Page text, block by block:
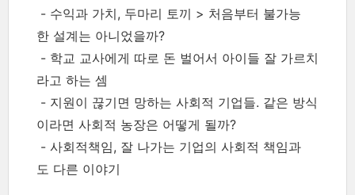
- 수익과 가치, 두마리 토끼 > 처음부터 불가능
한 설계는 아니었을까?
- 학교 교사에게 따로 돈 벌어서 아이들 잘 가르치
라고 하는 셈
- 지원이 끊기면 망하는 사회적 기업들. 같은 방식
이라면 사회적 농장은 어떻게 될까?
- 사회적책임, 잘 나가는 기업의 사회적 책임과
도 다른 이야기